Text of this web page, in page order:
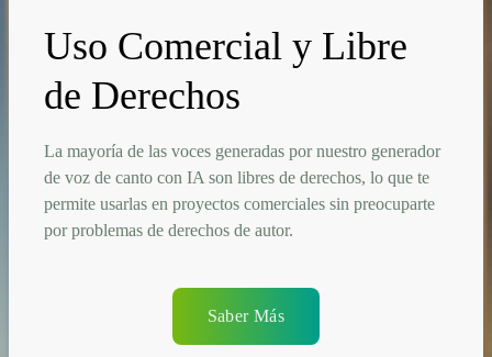
Uso Comercial y Libre
de Derechos
La mayoría de las voces generadas por nuestro generador
de voz de canto con IA son libres de derechos, lo que te
permite usarlas en proyectos comerciales sin preocuparte
por problemas de derechos de autor.
Saber Más